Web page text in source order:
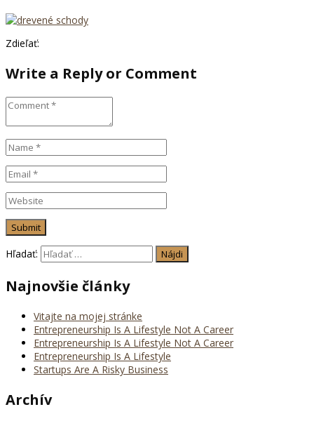
Zdieľať:
Write a Reply or Comment
Hľadať:
Najnovšie články
Vitajte na mojej stránke
Entrepreneurship Is A Lifestyle Not A Career
Entrepreneurship Is A Lifestyle Not A Career
Entrepreneurship Is A Lifestyle
Startups Are A Risky Business
Archív